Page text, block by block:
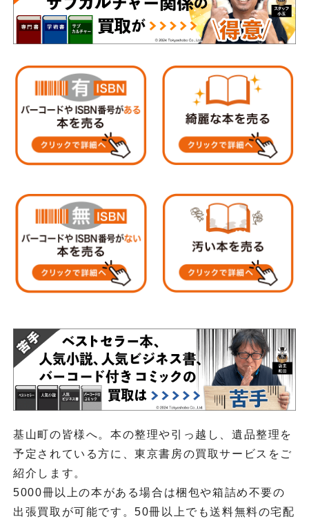
基山町の皆様へ。本の整理や引っ越し、遺品整理を
予定されている方に、東京書房の買取サービスをご
紹介します。
5000冊以上の本がある場合は梱包や箱詰め不要の
出張買取が可能です。50冊以上でも送料無料の宅配